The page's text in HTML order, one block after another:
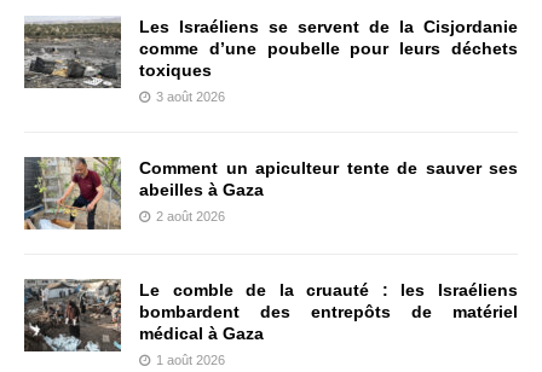
Les Israéliens se servent de la Cisjordanie
comme d’une poubelle pour leurs déchets
toxiques
3 août 2026
Comment un apiculteur tente de sauver ses
abeilles à Gaza
2 août 2026
Le comble de la cruauté : les Israéliens
bombardent des entrepôts de matériel
médical à Gaza
1 août 2026